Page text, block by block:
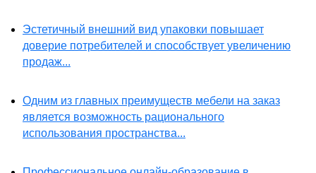
Эстетичный внешний вид упаковки повышает
доверие потребителей и способствует увеличению
продаж...
Одним из главных преимуществ мебели на заказ
является возможность рационального
использования пространства...